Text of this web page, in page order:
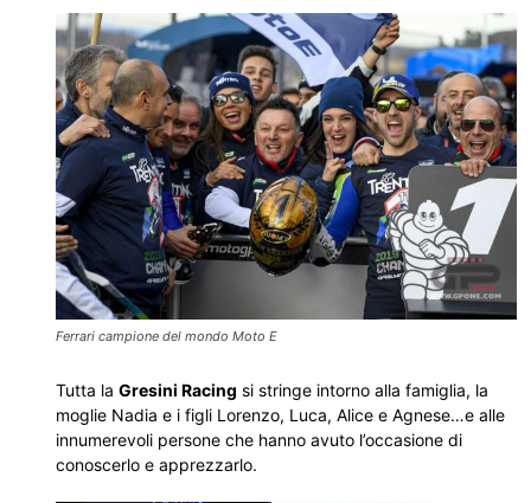
Ferrari campione del mondo Moto E
Tutta la Gresini Racing si stringe intorno alla famiglia, la
moglie Nadia e i figli Lorenzo, Luca, Alice e Agnese…e alle
innumerevoli persone che hanno avuto l’occasione di
conoscerlo e apprezzarlo.